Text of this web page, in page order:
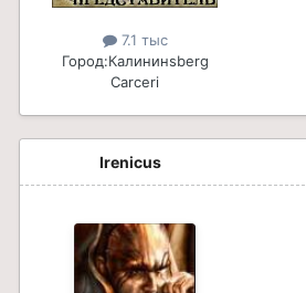
7.1 тыс
Город:Калининsberg
Carceri
Irenicus